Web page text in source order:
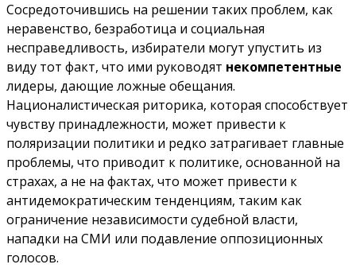
Сосредоточившись на решении таких проблем, как
неравенство, безработица и социальная
несправедливость, избиратели могут упустить из
виду тот факт, что ими руководят некомпетентные
лидеры, дающие ложные обещания.
Националистическая риторика, которая способствует
чувству принадлежности, может привести к
поляризации политики и редко затрагивает главные
проблемы, что приводит к политике, основанной на
страхах, а не на фактах, что может привести к
антидемократическим тенденциям, таким как
ограничение независимости судебной власти,
нападки на СМИ или подавление оппозиционных
голосов.